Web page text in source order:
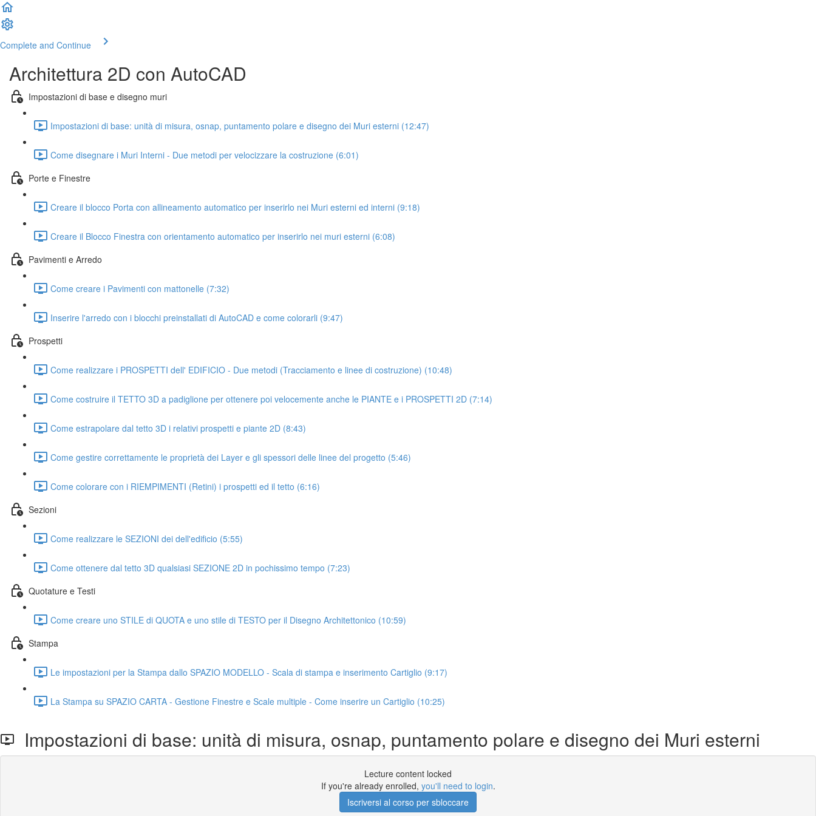
Complete and Continue
Architettura 2D con AutoCAD
Impostazioni di base e disegno muri
Impostazioni di base: unità di misura, osnap, puntamento polare e disegno dei Muri esterni (12:47)
Come disegnare i Muri Interni - Due metodi per velocizzare la costruzione (6:01)
Porte e Finestre
Creare il blocco Porta con allineamento automatico per inserirlo nei Muri esterni ed interni (9:18)
Creare il Blocco Finestra con orientamento automatico per inserirlo nei muri esterni (6:08)
Pavimenti e Arredo
Come creare i Pavimenti con mattonelle (7:32)
Inserire l'arredo con i blocchi preinstallati di AutoCAD e come colorarli (9:47)
Prospetti
Come realizzare i PROSPETTI dell' EDIFICIO - Due metodi (Tracciamento e linee di costruzione) (10:48)
Come costruire il TETTO 3D a padiglione per ottenere poi velocemente anche le PIANTE e i PROSPETTI 2D (7:14)
Come estrapolare dal tetto 3D i relativi prospetti e piante 2D (8:43)
Come gestire correttamente le proprietà dei Layer e gli spessori delle linee del progetto (5:46)
Come colorare con i RIEMPIMENTI (Retini) i prospetti ed il tetto (6:16)
Sezioni
Come realizzare le SEZIONI dei dell'edificio (5:55)
Come ottenere dal tetto 3D qualsiasi SEZIONE 2D in pochissimo tempo (7:23)
Quotature e Testi
Come creare uno STILE di QUOTA e uno stile di TESTO per il Disegno Architettonico (10:59)
Stampa
Le impostazioni per la Stampa dallo SPAZIO MODELLO - Scala di stampa e inserimento Cartiglio (9:17)
La Stampa su SPAZIO CARTA - Gestione Finestre e Scale multiple - Come inserire un Cartiglio (10:25)
Impostazioni di base: unità di misura, osnap, puntamento polare e disegno dei Muri esterni
Lecture content locked
If you're already enrolled, you'll need to login.
Iscriversi al corso per sbloccare